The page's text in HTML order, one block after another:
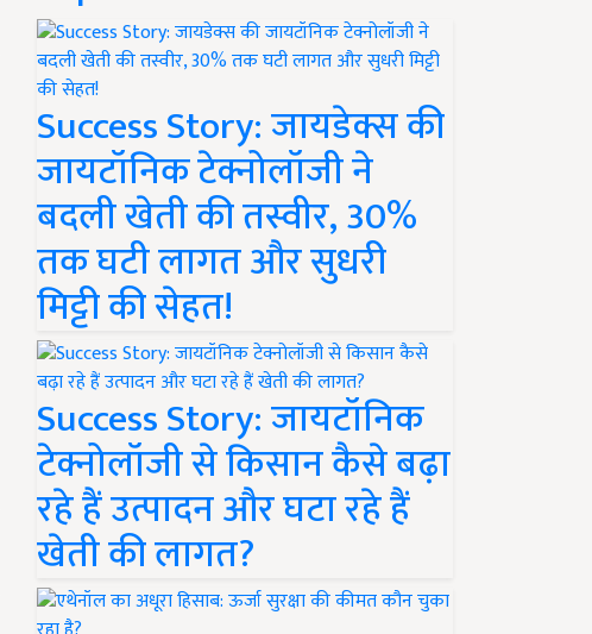
Success Story: जायडेक्स की
जायटॉनिक टेक्नोलॉजी ने
बदली खेती की तस्वीर, 30%
तक घटी लागत और सुधरी
मिट्टी की सेहत!
Success Story: जायटॉनिक
टेक्नोलॉजी से किसान कैसे बढ़ा
रहे हैं उत्पादन और घटा रहे हैं
खेती की लागत?